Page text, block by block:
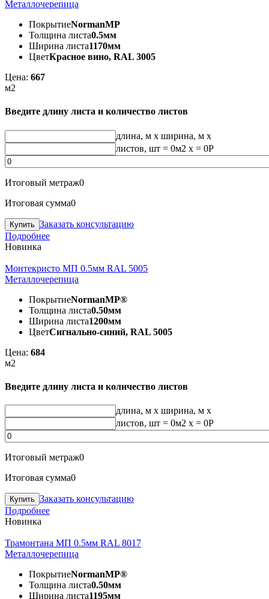
Металлочерепица
ПокрытиеNormanMP
Толщина листа0.5мм
Ширина листа1170мм
ЦветКрасное вино, RAL 3005
Цена: 667
м2
Введите длину листа и количество листов
длина, м x ширина, м x
листов, шт = 0м2 x = 0Р
Итоговый метраж0
Итоговая сумма0
Заказать консультацию
Подробнее
Новинка
Монтекристо МП 0.5мм RAL 5005
Металлочерепица
ПокрытиеNormanMP®
Толщина листа0.50мм
Ширина листа1200мм
ЦветСигнально-синий, RAL 5005
Цена: 684
м2
Введите длину листа и количество листов
длина, м x ширина, м x
листов, шт = 0м2 x = 0Р
Итоговый метраж0
Итоговая сумма0
Заказать консультацию
Подробнее
Новинка
Трамонтана МП 0.5мм RAL 8017
Металлочерепица
ПокрытиеNormanMP®
Толщина листа0.50мм
Ширина листа1195мм